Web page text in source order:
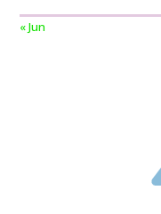
« Jun